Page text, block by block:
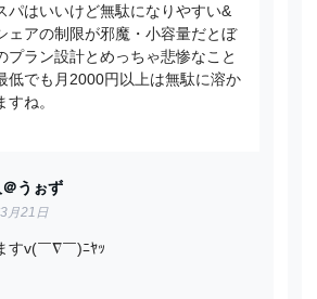
パはいいけど無駄になりやすい&
ェアの制限が邪魔・小容量だとぼ
プラン設計とめっちゃ悲惨なこと
低でも月2000円以上は無駄に溶か
ね。
うぉず
月21日
すv(￣∇￣)ﾆﾔｯ